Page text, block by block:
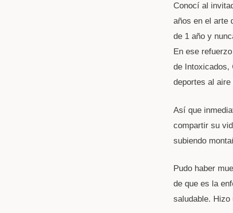
b
o
o
k
A
p
p
Conocí al
años en el arte
de 1 año y
En ese
de Intoxicados,
deportes al
Así que
compartir su
subiendo
Pudo haber
de que es la
saludable. Hizo